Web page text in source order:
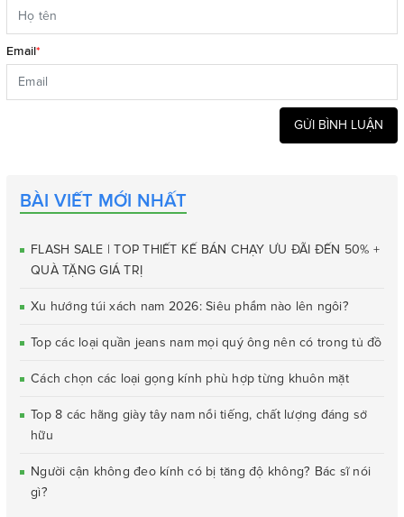
Email*
GỬI BÌNH LUẬN
BÀI VIẾT MỚI NHẤT
FLASH SALE | TOP THIẾT KẾ BÁN CHẠY ƯU ĐÃI ĐẾN 50% +
QUÀ TẶNG GIÁ TRỊ
Xu hướng túi xách nam 2026: Siêu phẩm nào lên ngôi?
Top các loại quần jeans nam mọi quý ông nên có trong tủ đồ
Cách chọn các loại gọng kính phù hợp từng khuôn mặt
Top 8 các hãng giày tây nam nổi tiếng, chất lượng đáng sở
hữu
Người cận không đeo kính có bị tăng độ không? Bác sĩ nói
gì?